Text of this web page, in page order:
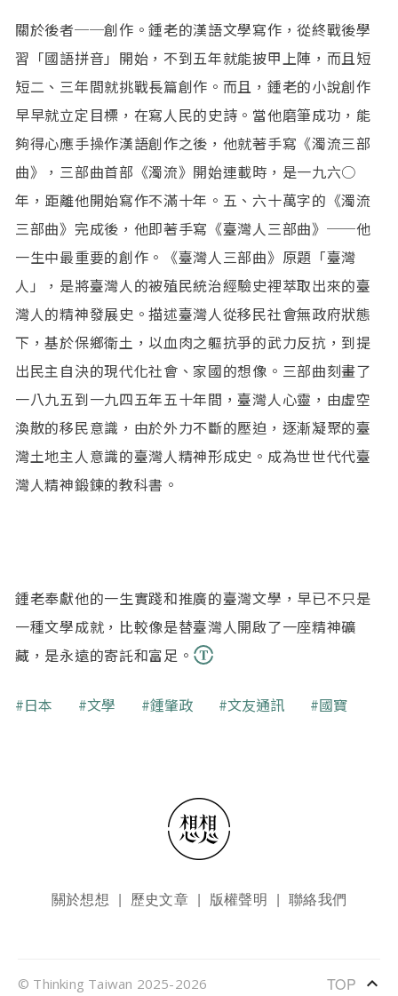
關於後者──創作。鍾老的漢語文學寫作，從終戰後學
習「國語拼音」開始，不到五年就能披甲上陣，而且短
短二、三年間就挑戰長篇創作。而且，鍾老的小說創作
早早就立定目標，在寫人民的史詩。當他磨筆成功，能
夠得心應手操作漢語創作之後，他就著手寫《濁流三部
曲》，三部曲首部《濁流》開始連載時，是一九六○
年，距離他開始寫作不滿十年。五、六十萬字的《濁流
三部曲》完成後，他即著手寫《臺灣人三部曲》──他
一生中最重要的創作。《臺灣人三部曲》原題「臺灣
人」，是將臺灣人的被殖民統治經驗史裡萃取出來的臺
灣人的精神發展史。描述臺灣人從移民社會無政府狀態
下，基於保鄉衛土，以血肉之軀抗爭的武力反抗，到提
出民主自決的現代化社會、家國的想像。三部曲刻畫了
一八九五到一九四五年五十年間，臺灣人心靈，由虛空
渙散的移民意識，由於外力不斷的壓迫，逐漸凝聚的臺
灣土地主人意識的臺灣人精神形成史。成為世世代代臺
灣人精神鍛鍊的教科書。
鍾老奉獻他的一生實踐和推廣的臺灣文學，早已不只是
一種文學成就，比較像是替臺灣人開啟了一座精神礦
藏，是永遠的寄託和富足。
關鍵字
日本 文學 鍾肇政 文友通訊 國寶
頁尾選單關於想想 歷史文章 版權聲明 聯絡我們
© Thinking Taiwan 2025-2026 TOP keyboard_arrow_up